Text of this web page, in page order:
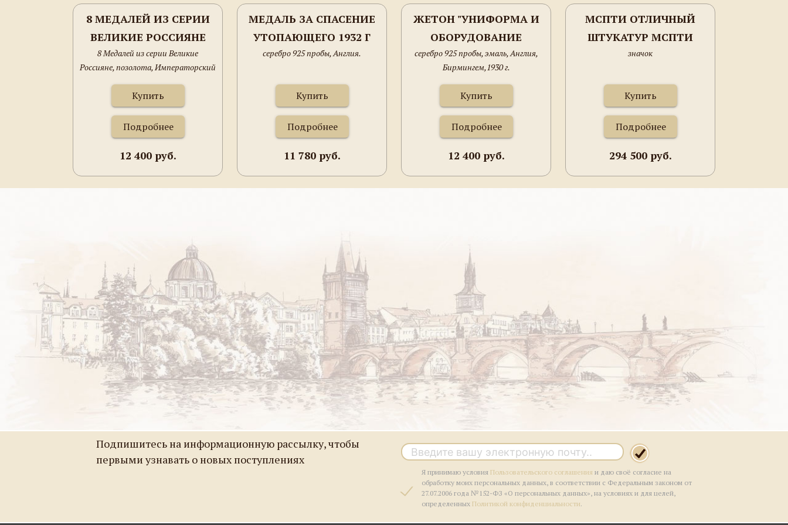
8 МЕДАЛЕЙ ИЗ СЕРИИ
ВЕЛИКИЕ РОССИЯНЕ
8 Медалей из серии Великие
Россияне, позолота, Императорский
Купить
Подробнее
12 400 руб.
МЕДАЛЬ ЗА СПАСЕНИЕ
УТОПАЮЩЕГО 1932 Г
серебро 925 пробы, Англия.
Купить
Подробнее
11 780 руб.
ЖЕТОН "УНИФОРМА И
ОБОРУДОВАНИЕ
ЛОНДОНА"
серебро 925 пробы, эмаль, Англия,
Бирмингем,1930 г.
Купить
Подробнее
12 400 руб.
МСПТИ ОТЛИЧНЫЙ
ШТУКАТУР МСПТИ
значок
Купить
Подробнее
294 500 руб.
Подпишитесь на информационную рассылку, чтобы
первыми узнавать о новых поступлениях
Я принимаю условия Пользовательского соглашения и даю своё согласие на
обработку моих персональных данных, в соответствии с Федеральным законом от
27.07.2006 года №152-ФЗ «О персональных данных», на условиях и для целей,
определенных Политикой конфиденциальности.